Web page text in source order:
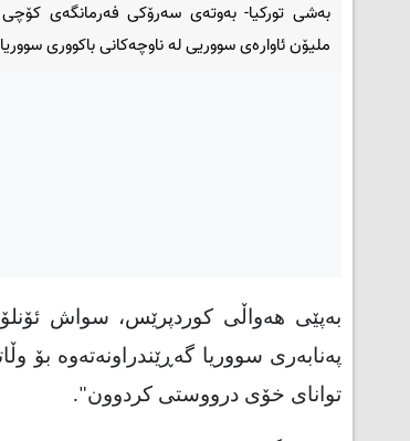
بەشی تورکیا- بەوتەی سەرۆکی فەرمانگەی کۆچی
ملیۆن ئاوارەی سووریی لە ناوچەکانی باکووری
بەپێی هەواڵی کوردپرێس، سواش
په‌نابه‌ری سووریا گه‌ڕێندراونه‌ته‌وه‌ بۆ
توانای خۆی درووستی كردوون".